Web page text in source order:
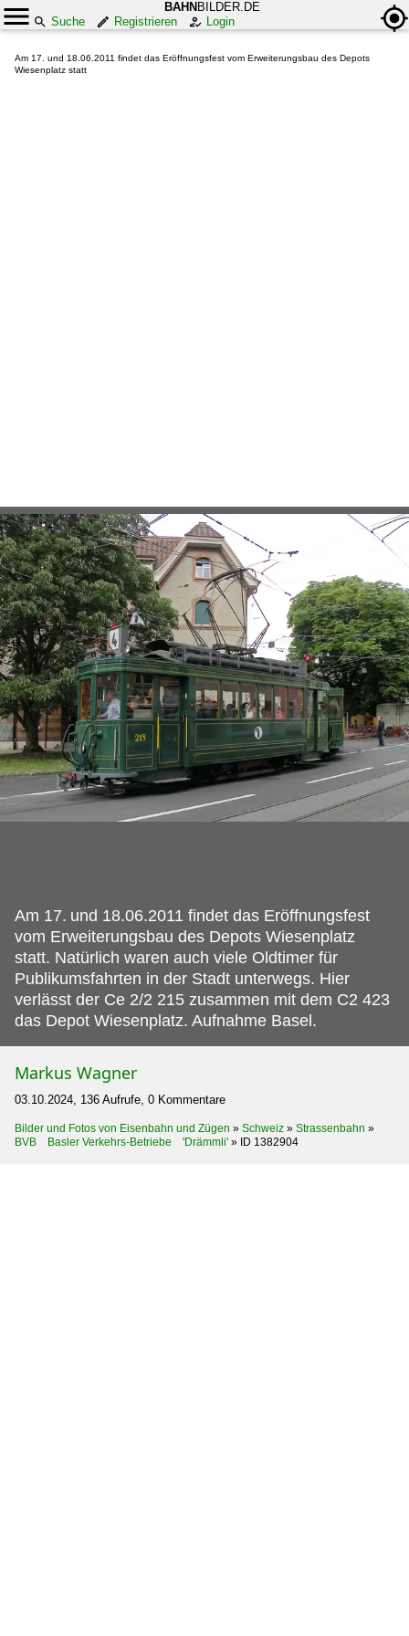
BAHN BILDER.DE
Suche
Registrieren Login
Am 17. und 18.06.2011 findet das Eröffnungsfest vom Erweiterungsbau des Depots
Wiesenplatz statt
Am 17. und 18.06.2011 findet das Eröffnungsfest
vom Erweiterungsbau des Depots Wiesenplatz
statt. Natürlich waren auch viele Oldtimer für
Publikumsfahrten in der Stadt unterwegs. Hier
verlässt der Ce 2/2 215 zusammen mit dem C2 423
das Depot Wiesenplatz. Aufnahme Basel.
Markus Wagner
03.10.2024, 136 Aufrufe, 0 Kommentare
Bilder und Fotos von Eisenbahn und Zügen » Schweiz » Strassenbahn »
BVB Basler Verkehrs-Betriebe 'Drämmli' » ID 1382904